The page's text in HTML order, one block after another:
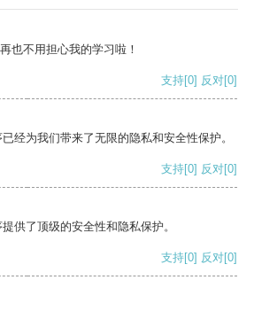
也不用担心我的学习啦！
支持[0] 反对[0]
经为我们带来了无限的隐私和安全性保护。
支持[0] 反对[0]
供了顶级的安全性和隐私保护。
支持[0] 反对[0]